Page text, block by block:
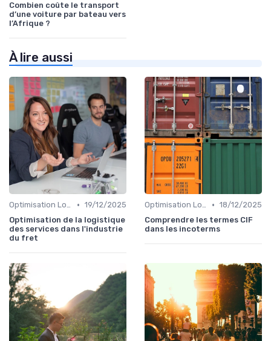
Combien coûte le transport
d’une voiture par bateau vers
l’Afrique ?
À lire aussi
Optimisation Logistique • 19/12/2025
Optimisation de la logistique
des services dans l'industrie
du fret
Optimisation Logistique • 18/12/2025
Comprendre les termes CIF
dans les incoterms